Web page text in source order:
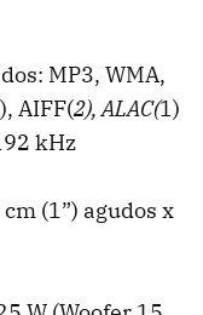
MP3, WMA,
AIFF(2), ALAC(1)
kHz
(1”) agudos x